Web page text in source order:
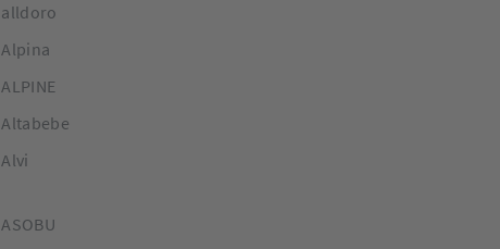
alldoro
Alpina
ALPINE
Altabebe
Alvi
ASOBU